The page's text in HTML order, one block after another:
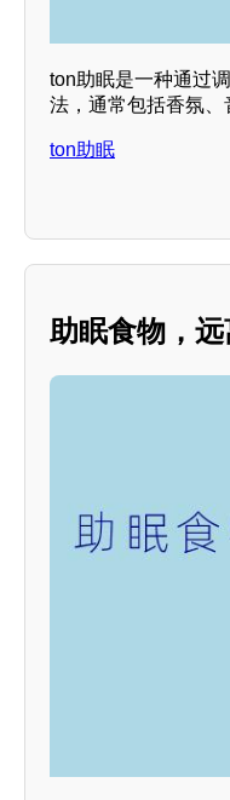
ton助眠是一种通过
法，通常包括香氛、
ton助眠
助眠食物，